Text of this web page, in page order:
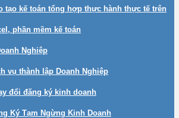
tạo kế toán tổng hợp thực hành thực tế trên
phần mềm kế toán
Nghiệp
vụ thành lập Doanh Nghiệp
đổi đăng ký kinh doanh
Ký Tạm Ngừng Kinh Doanh